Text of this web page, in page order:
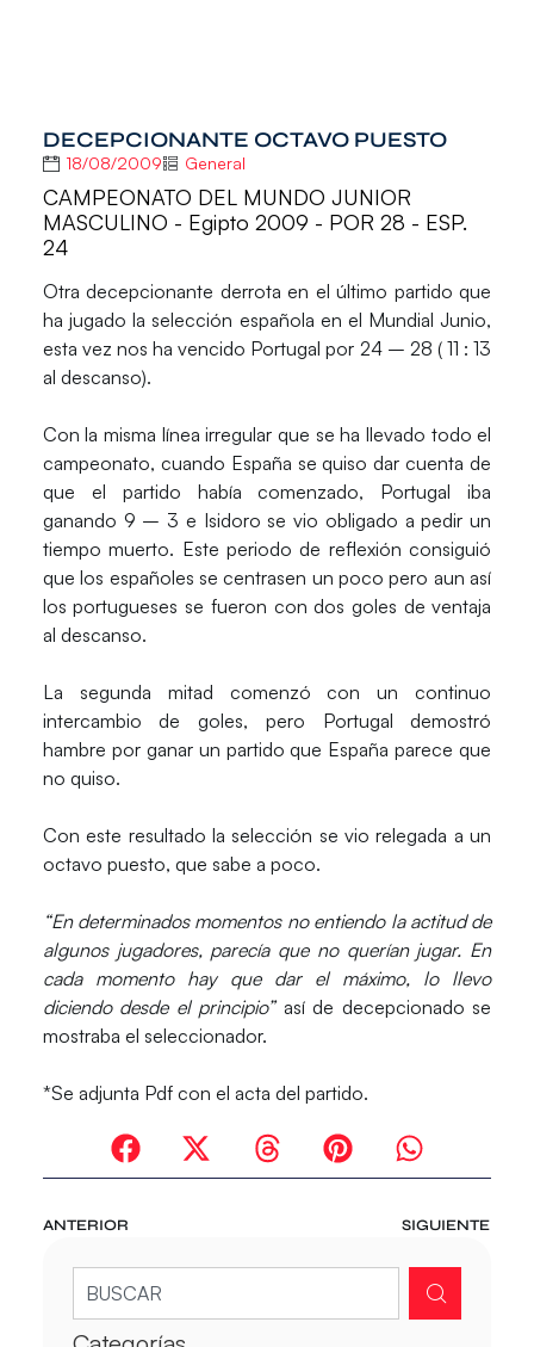
DECEPCIONANTE OCTAVO PUESTO
18/08/2009 General
CAMPEONATO DEL MUNDO JUNIOR
MASCULINO - Egipto 2009 - POR 28 - ESP.
24
Otra decepcionante derrota en el último partido que
ha jugado la selección española en el Mundial Junio,
esta vez nos ha vencido Portugal por 24 – 28 ( 11 : 13
al descanso).
Con la misma línea irregular que se ha llevado todo el
campeonato, cuando España se quiso dar cuenta de
que el partido había comenzado, Portugal iba
ganando 9 – 3 e Isidoro se vio obligado a pedir un
tiempo muerto. Este periodo de reflexión consiguió
que los españoles se centrasen un poco pero aun así
los portugueses se fueron con dos goles de ventaja
al descanso.
La segunda mitad comenzó con un continuo
intercambio de goles, pero Portugal demostró
hambre por ganar un partido que España parece que
no quiso.
Con este resultado la selección se vio relegada a un
octavo puesto, que sabe a poco.
“En determinados momentos no entiendo la actitud de
algunos jugadores, parecía que no querían jugar. En
cada momento hay que dar el máximo, lo llevo
diciendo desde el principio” así de decepcionado se
mostraba el seleccionador.
*Se adjunta Pdf con el acta del partido.
ANTERIOR SIGUIENTE